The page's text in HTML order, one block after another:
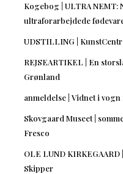
Kogebog | ULTRA NEMT:
ultraforarbejdede
UDSTILLING |
REJSEARTIKEL | En
Grønland
anmeldelse | Vidnet i
Skovgaard Museet |
Fresco
OLE LUND
Skipper